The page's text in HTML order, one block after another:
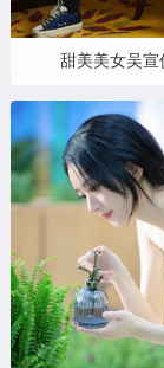
甜美美女吴宣